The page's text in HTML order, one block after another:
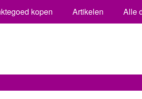
kopen Artikelen Alle